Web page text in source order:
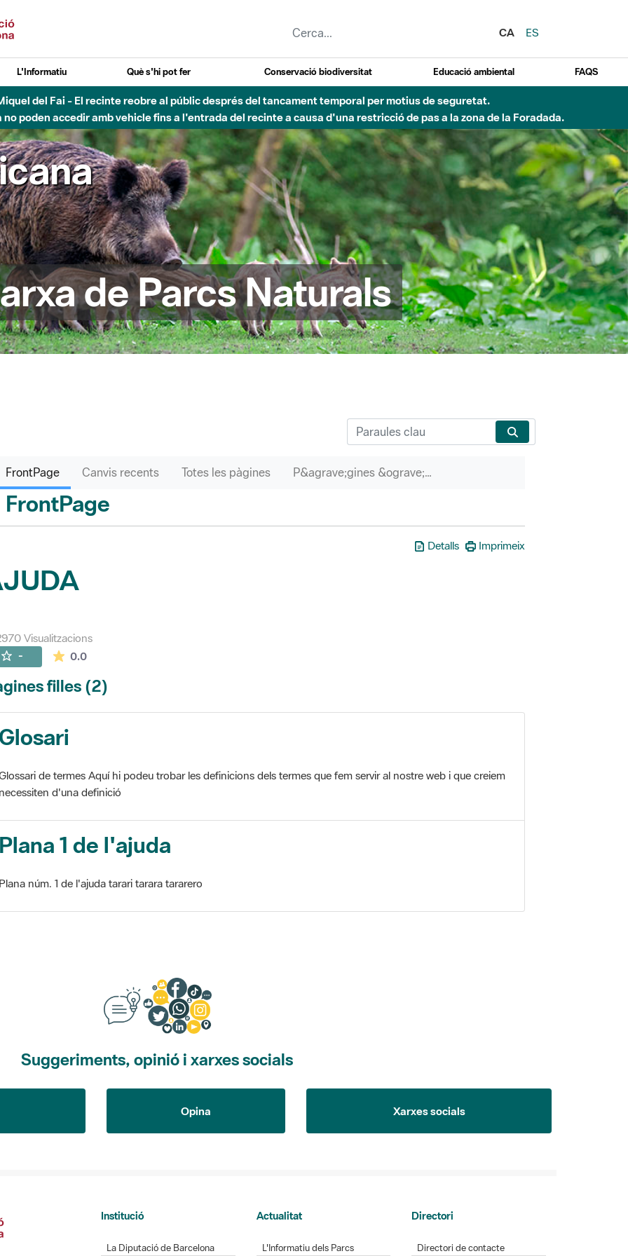
CA
ES
L'Informatiu Què s'hi pot fer Conservació biodiversitat Educació ambiental FAQS
del Fai - El recinte reobre al públic després del tancament temporal per motius de seguretat.
poden accedir amb vehicle fins a l'entrada del recinte a causa d'una restricció de pas a la zona de la Foradada.
de Parcs Naturals
FrontPage Canvis recents Totes les pàgines P&agrave;gines &ograve;rfenes
FrontPage
Detalls Imprimeix
Visualitzacions
- 0.0La mitjana de les valoracions és de 0 estrelles de 5.
filles (2)
Glosari
de termes Aquí hi podeu trobar les definicions dels termes que fem servir al nostre web i que creiem
necessiten d'una definició
Plana 1 de l'ajuda
Plana núm. 1 de l'ajuda tarari tarara tararero
Suggeriments, opinió i xarxes socials
Opina Xarxes socials
Institució
La Diputació de Barcelona
Actualitat
L'Informatiu dels Parcs
Directori
Directori de contacte